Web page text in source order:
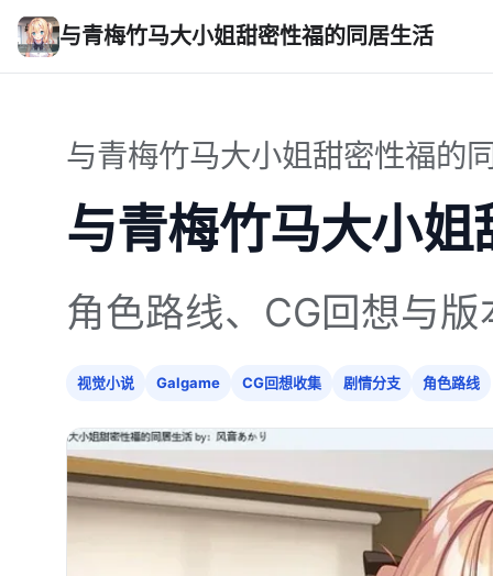
与青梅竹马大小姐甜密性福的同居生活
与青梅竹马大小姐甜密性福的
与青梅竹马大小
角色路线、CG回想与
视觉小说 Galgame CG回想收集 剧情分支 角色路线